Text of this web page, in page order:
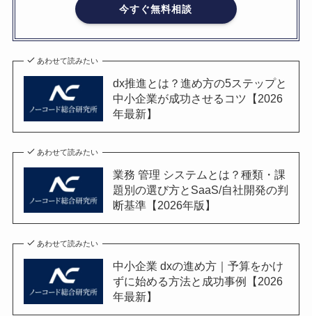
今すぐ無料相談
あわせて読みたい
dx推進とは？進め方の5ステップと
中小企業が成功させるコツ【2026
年最新】
あわせて読みたい
業務 管理 システムとは？種類・課
題別の選び方とSaaS/自社開発の判
断基準【2026年版】
あわせて読みたい
中小企業 dxの進め方｜予算をかけ
ずに始める方法と成功事例【2026
年最新】